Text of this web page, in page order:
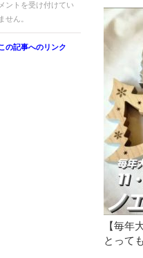
メントを受け付けてい
ません。
の記事へのリンク
【毎年
とって